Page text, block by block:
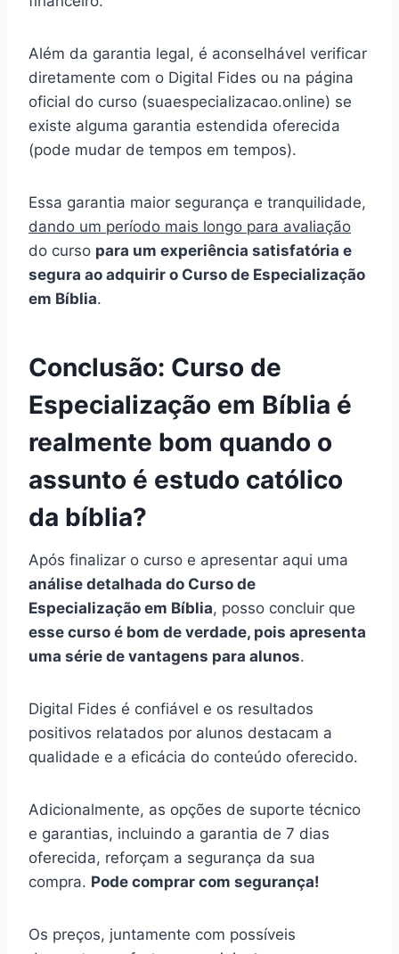
Além da garantia legal, é aconselhável verificar
diretamente com o Digital Fides ou na página
oficial do curso (suaespecializacao.online) se
existe alguma garantia estendida oferecida
(pode mudar de tempos em tempos).
Essa garantia maior segurança e tranquilidade,
dando um período mais longo para avaliação
do curso para um experiência satisfatória e
segura ao adquirir o Curso de Especialização
em Bíblia.
Conclusão: Curso de
Especialização em Bíblia é
realmente bom quando o
assunto é estudo católico
da bíblia?
Após finalizar o curso e apresentar aqui uma
análise detalhada do Curso de
Especialização em Bíblia, posso concluir que
esse curso é bom de verdade, pois apresenta
uma série de vantagens para alunos.
Digital Fides é confiável e os resultados
positivos relatados por alunos destacam a
qualidade e a eficácia do conteúdo oferecido.
Adicionalmente, as opções de suporte técnico
e garantias, incluindo a garantia de 7 dias
oferecida, reforçam a segurança da sua
compra. Pode comprar com segurança!
Os preços, juntamente com possíveis